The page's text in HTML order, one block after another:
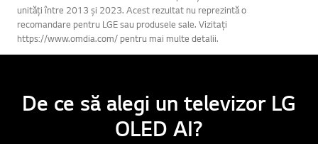
unități între 2013 și 2023. Acest rezultat nu reprezintă o
recomandare pentru LGE sau produsele sale. Vizitați
https://www.omdia.com/ pentru mai multe detalii.
De ce să alegi un televizor LG
OLED AI?